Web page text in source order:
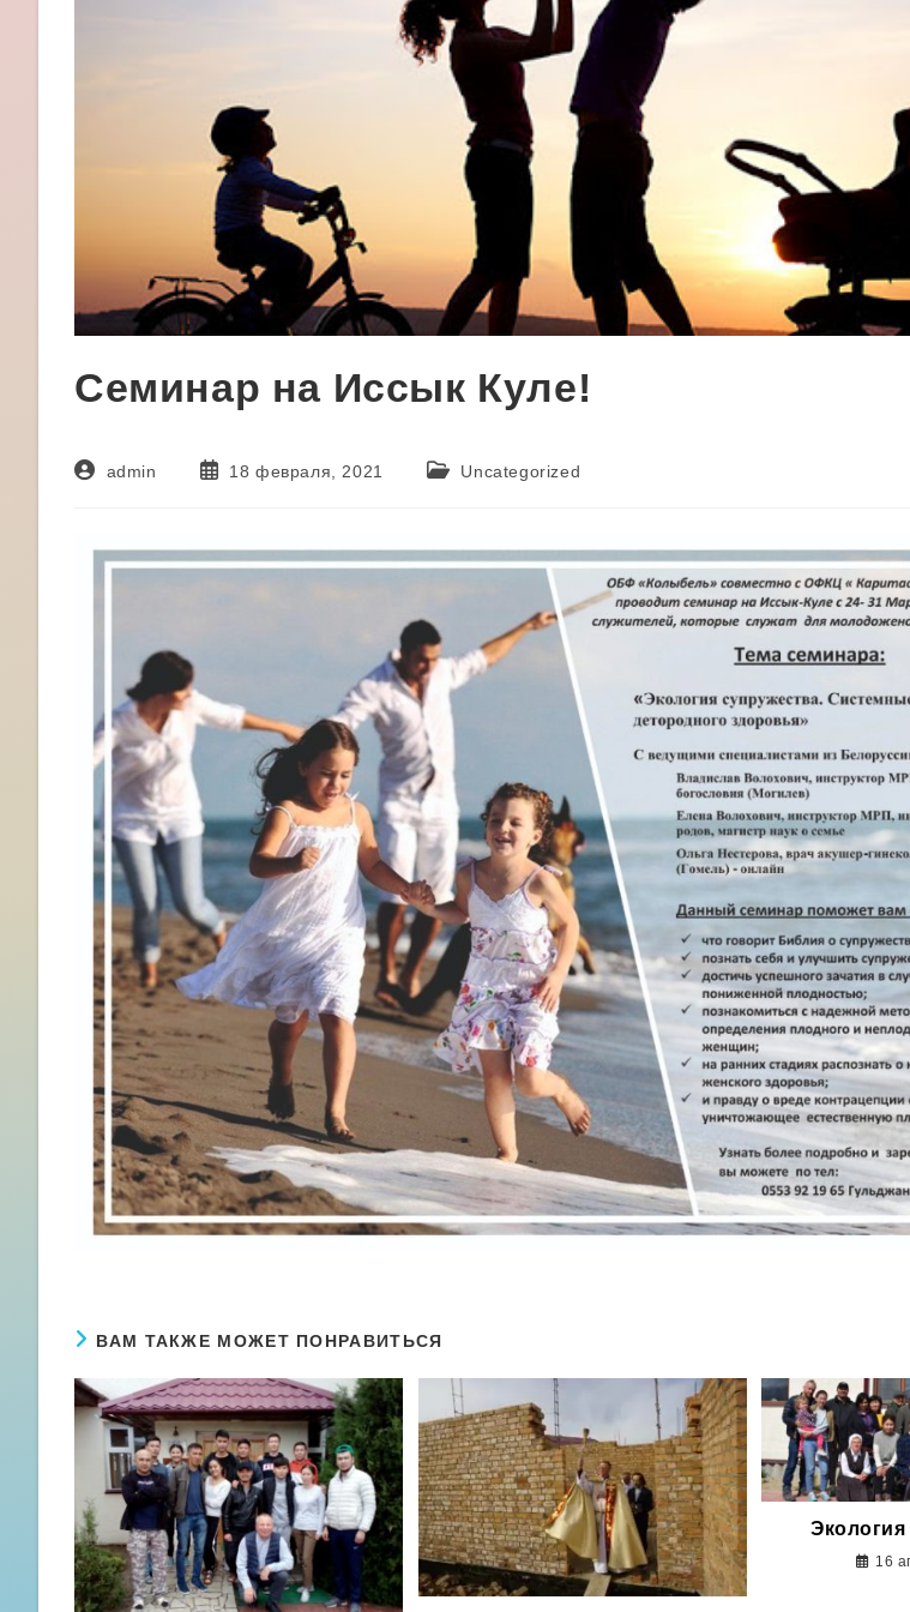
Семинар на Иссык Куле!
Авторadmin
Запись18 февраля, 2021
РубрикаUncategorized
ВАМ ТАКЖЕ МОЖЕТ ПОНРАВИТЬСЯ
16